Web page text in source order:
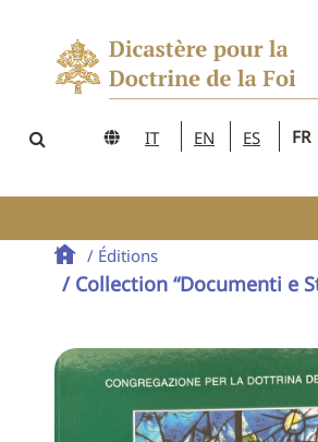
IT EN ES FR
/ Éditions
/ Collection “Documenti e